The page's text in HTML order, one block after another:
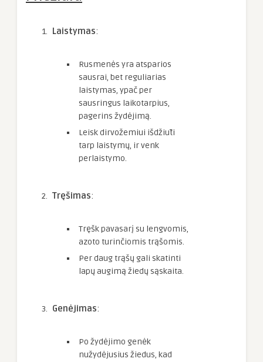
Laistymas:
Rusmenės yra atsparios
sausrai, bet reguliarias
laistymas, ypač per
sausringus laikotarpius,
pagerins žydėjimą.
Leisk dirvožemiui išdžiūti
tarp laistymų, ir venk
perlaistymo.
Tręšimas:
Tręšk pavasarį su lengvomis,
azoto turinčiomis trąšomis.
Per daug trąšų gali skatinti
lapų augimą žiedų sąskaita.
Genėjimas:
Po žydėjimo genėk
nužydėjusius žiedus, kad